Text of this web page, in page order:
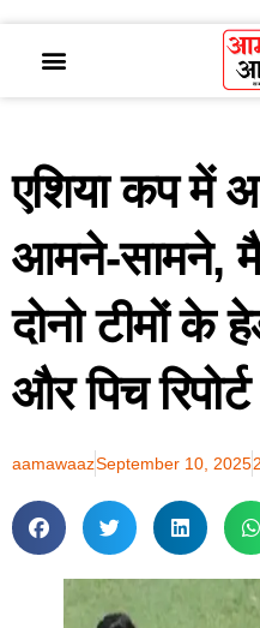
एशिया कप में
आमने-सामने,
दोनो टीमों के
और पिच रिपोर्ट
aamawaazSeptember 10, 2025